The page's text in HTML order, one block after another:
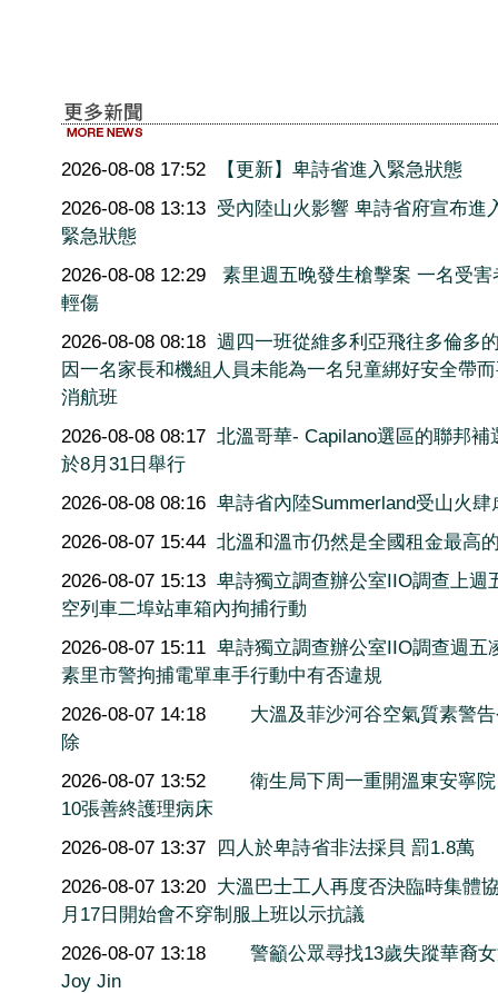
2026-08-08 17:52
【更新】卑詩省進入緊急狀態
2026-08-08 13:13 受內陸山火影響 卑詩省府宣布進
緊急狀態
2026-08-08 12:29
素里週五晚發生槍擊案 一名受害
輕傷
2026-08-08 08:18 週四一班從維多利亞飛往多倫多
因一名家長和機組人員未能為一名兒童綁好安全帶
消航班
2026-08-08 08:17 北溫哥華- Capilano選區的聯邦補
於8月31日舉行
2026-08-08 08:16 卑詩省內陸Summerland受山火肆
2026-08-07 15:44 北溫和溫市仍然是全國租金最高
2026-08-07 15:13 卑詩獨立調查辦公室IIO調查上週
空列車二埠站車箱內拘捕行動
2026-08-07 15:11 卑詩獨立調查辦公室IIO調查週五
素里市警拘捕電單車手行動中有否違規
2026-08-07 14:18
大溫及菲沙河谷空氣質素警
除
2026-08-07 13:52
衛生局下周一重開溫東安寧
10張善終護理病床
2026-08-07 13:37 四人於卑詩省非法採貝 罰1.8萬
2026-08-07 13:20 大溫巴士工人再度否決臨時集體
月17日開始會不穿制服上班以示抗議
2026-08-07 13:18
警籲公眾尋找13歲失蹤華裔
Joy Jin